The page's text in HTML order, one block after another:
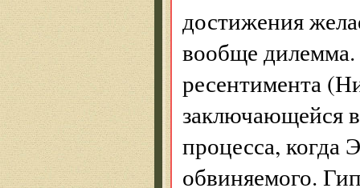
достижения
вообще дилемма.
ресентимента
заключающейся
процесса, когда
обвиняемого.